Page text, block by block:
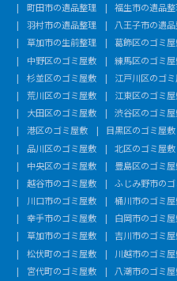
町田市の遺品整理
福生市の遺品
羽村市の遺品整理
八王子市の遺
草加市の生前整理
葛飾区のゴミ
中野区のゴミ屋敷
練馬区のゴミ
杉並区のゴミ屋敷
江戸川区のゴ
荒川区のゴミ屋敷
江東区のゴミ
大田区のゴミ屋敷
渋谷区のゴミ
港区のゴミ屋敷
目黒区のゴミ屋敷
品川区のゴミ屋敷
北区のゴミ屋敷
中央区のゴミ屋敷
豊島区のゴミ
越谷市のゴミ屋敷
ふじみ野市の
川口市のゴミ屋敷
桶川市のゴミ
幸手市のゴミ屋敷
白岡市のゴミ
草加市のゴミ屋敷
吉川市のゴミ
松伏町のゴミ屋敷
川越市のゴミ
宮代町のゴミ屋敷
八潮市のゴミ